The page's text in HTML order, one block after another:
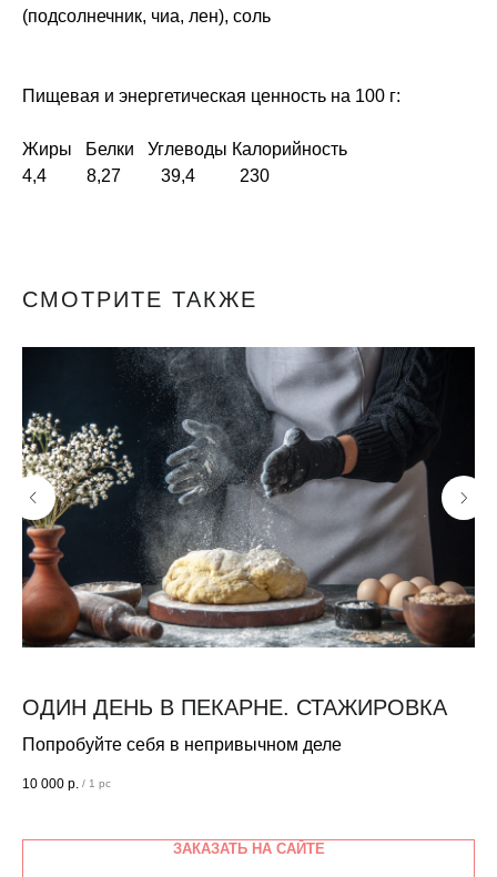
(подсолнечник, чиа, лен), соль
Пищевая и энергетическая ценность на 100 г:
Жиры Белки Углеводы Калорийность
4,4 8,27 39,4 230
СМОТРИТЕ ТАКЖЕ
ОДИН ДЕНЬ В ПЕКАРНЕ. СТАЖИРОВКА
Попробуйте себя в непривычном деле
10 000 р. / 1 pc
ЗАКАЗАТЬ НА САЙТЕ